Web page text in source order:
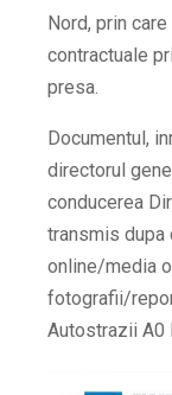
Nord, prin
contractuale
presa.
Documentul,
directorul
conducerea
transmis dupa
online/media
fotografii/
Autostrazii A0